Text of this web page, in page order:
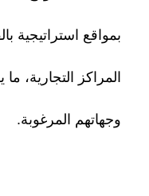
بمواقع استراتيجية
المراكز التجارية،
وجهاتهم المرغوبة.